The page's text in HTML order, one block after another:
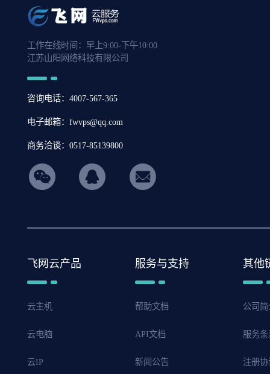
工作在线时间：早上9:00-下午10:00
江苏山阳网络科技有限公司
咨询电话：4007-567-365
电子邮箱：fwvps@qq.com
商务洽谈：0517-85139800
hicon34
飞网云产品
云主机
云电脑
云IP
服务与支持
帮助文档
API文档
新闻公告
其他
公司简
服务条
注册协